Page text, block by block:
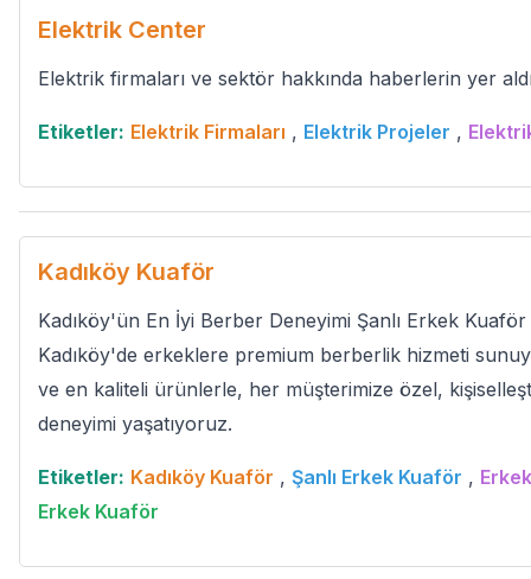
Elektrik Center
Elektrik firmaları ve sektör hakkında haberlerin yer
Etiketler: Elektrik Firmaları , Elektrik Projeler ,
Kadıköy Kuaför
Kadıköy'ün En İyi Berber Deneyimi Şanlı Erkek Kuaför
Kadıköy'de erkeklere premium berberlik hizmeti
ve en kaliteli ürünlerle, her müşterimize özel,
deneyimi yaşatıyoruz.
Etiketler: Kadıköy Kuaför , Şanlı Erkek Kuaför ,
Erkek Kuaför